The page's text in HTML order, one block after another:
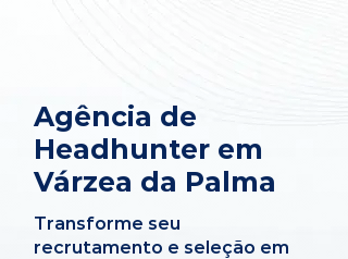
Agência de
Headhunter em
Várzea da Palma
Transforme seu
recrutamento e seleção em